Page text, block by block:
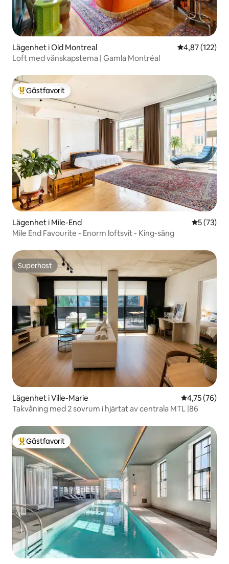
Lägenhet i Old Montreal 4,87 av 5 i
4,87 (122)
Loft med vänskapstema | Gamla Montréal
Populär gästfavorit
Gästfavorit
Lägenhet i Mile-End 5 av 5 i
5 (73)
Mile End Favourite - Enorm loftsvit - King-säng
Superhost
Superhost
Lägenhet i Ville-Marie 4,75 av 5 i
4,75 (76)
Takvåning med 2 sovrum i hjärtat av centrala MTL |86
Populär gästfavorit
Gästfavorit